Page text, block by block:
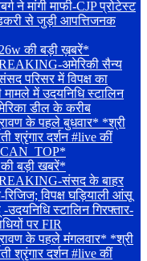
ने मांगी माफी-CJP प्रोटेस्ट
से जुड़ी आपत्तिजनक
की बड़ी ख़बरें*
अमेरिकी सैन्य
परिसर में विपक्ष का
मामले में उदयनिधि स्टालिन
डील के करीब
के पहले बुधवार* *श्री
श्रृंगार दर्शन #live कीं
बड़ी खबरें*
संसद के बाहर
रिजिज; विपक्ष घड़ियाली आंसू
स्टालिन गिरफ्तार-
पर FIR
के पहले मंगलवार* *श्री
श्रृंगार दर्शन #live कीं